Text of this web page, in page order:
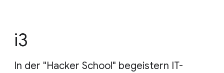
i3
In der "Hacker School" begeistern IT-